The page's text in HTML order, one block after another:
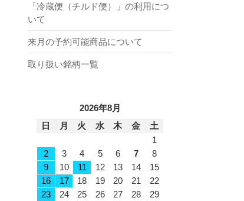
「冷蔵便（チルド便）」の利用につ
いて
来月の予約可能商品について
取り扱い銘柄一覧
2026年8月
日
月 火 水 木 金
土
1
2
3 4 5 6 7
8
9
10 11 12 13 14
15
16
17 18 19 20 21
22
23
24 25 26 27 28
29